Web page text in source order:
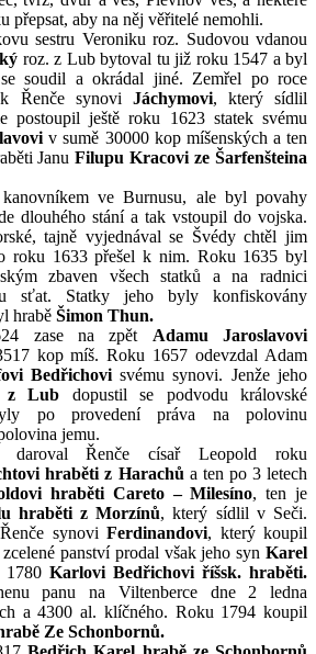
přepsat, aby na něj věřitelé nemohli.
sestru Veroniku roz. Sudovou vdanou
roz. z Lub bytoval tu již roku 1547 a byl
soudil a okrádal jiné. Zemřel po roce
Řenče synovi Jáchymovi, který sídlil
postoupil ještě roku 1623 statek svému
v sumě 30000 kop míšenských a ten
JanuFilupu Kracovi ze Šarfenšteina
ve Burnusu, ale byl povahy
dlouhého stání a tak vstoupil do vojska.
tajně vyjednával se Švédy chtěl jim
roku 1633 přešel k nim. Roku 1635 byl
zbaven všech statků a na radnici
sťat. Statky jeho byly konfiskovány
hrabě Šimon Thun.
zase na zpět Adamu Jaroslavovi
kop míš. Roku 1657 odevzdal Adam
Bedřichovisvému synovi. Jenže jeho
z Lub dopustil se podvodu královské
po provedení práva na polovinu
jemu.
daroval Řenče císař Leopold roku
hraběti z Harachů a ten po 3 letech
hraběti Careto – Milesíno, ten je
hraběti z Morzínů, který sídlil v Seči.
synovi Ferdinandovi, který koupil
panství prodal však jeho syn Karel
1780 Karlovi Bedřichovi říšsk. hraběti.
panu na Viltenberce dne 2 ledna
a 4300 al. klíčného. Roku 1794 koupil
Ze Schonbornů.